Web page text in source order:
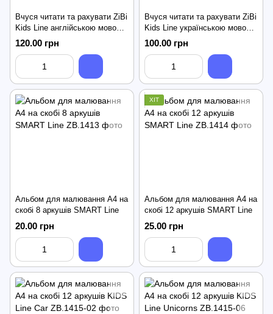
Вчуся читати та рахувати ZiBi
Kids Line англійською мовою
навчальний набір для дітей
(ZB.9992)
120.00 грн
Вчуся читати та рахувати ZiBi
Kids Line українською мовою
навчальний набір для дітей
(ZB.9993)
100.00 грн
Альбом для малювання А4 на
скобі 8 аркушів SMART Line
20.00 грн
ХІТ
Альбом для малювання А4 на
скобі 12 аркушів SMART Line
25.00 грн